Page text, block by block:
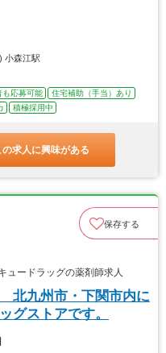
小森江駅
も応募可能
住宅補助（手当）あり
積極採用中
の求人に興味がある
保存する
ードラッグの薬剤師求人
北九州市・下関市内に
グストアです。